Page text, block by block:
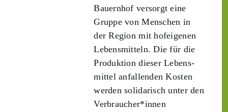
Bauern­hof versorgt eine
Gruppe von Menschen in
der Region mit hof­eigenen
Lebens­mitteln. Die für die
Produktion dieser Lebens­
mittel anfallenden Kosten
werden solidarisch unter den
Verbraucher*­innen